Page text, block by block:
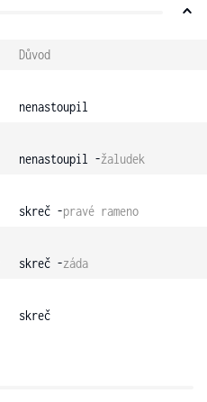
Důvod
nenastoupil
nenastoupil -žaludek
skreč -pravé rameno
skreč -záda
skreč